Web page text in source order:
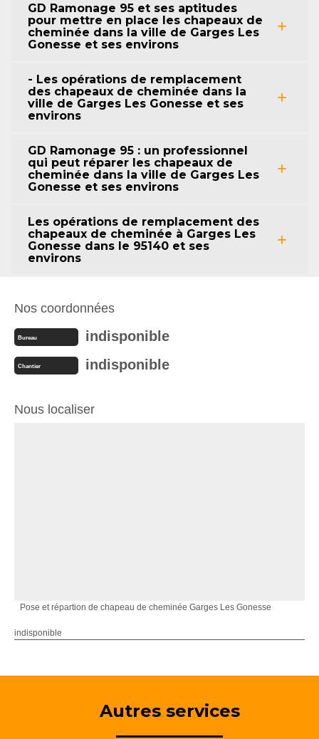
GD Ramonage 95 et ses aptitudes
pour mettre en place les chapeaux de
cheminée dans la ville de Garges Les
Gonesse et ses environs
- Les opérations de remplacement
des chapeaux de cheminée dans la
ville de Garges Les Gonesse et ses
environs
GD Ramonage 95 : un professionnel
qui peut réparer les chapeaux de
cheminée dans la ville de Garges Les
Gonesse et ses environs
Les opérations de remplacement des
chapeaux de cheminée à Garges Les
Gonesse dans le 95140 et ses
environs
Nos coordonnées
Bureau indisponible
Chantier indisponible
Nous localiser
Pose et répartion de chapeau de cheminée Garges Les Gonesse
indisponible
Autres services